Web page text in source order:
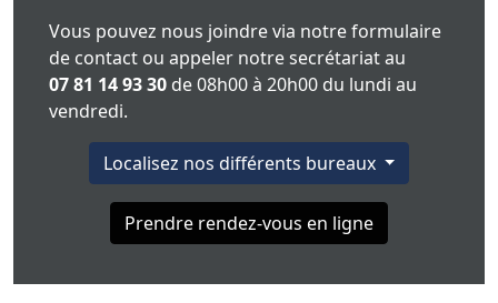
Vous pouvez nous joindre via notre formulaire
de contact ou appeler notre secrétariat au
07 81 14 93 30 de 08h00 à 20h00 du lundi au
vendredi.
Localisez nos différents bureaux
Prendre rendez-vous en ligne